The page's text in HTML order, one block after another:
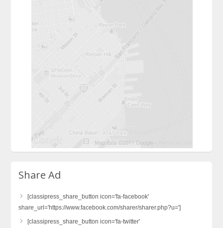
Share Ad
[classipress_share_button icon='fa-facebook'
share_url='https://www.facebook.com/sharer/sharer.php?u=']
[classipress_share_button icon='fa-twitter'